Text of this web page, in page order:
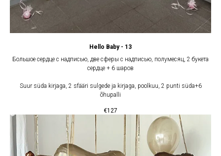
Hello Baby - 13
Большое сердце с надписью, две сферы с надписью, полумесяц, 2 букета
сердце + 6 шаров
Suur süda kirjaga, 2 sfääri sulgede ja kirjaga, poolkuu, 2 punti süda+6
õhupalli
€127